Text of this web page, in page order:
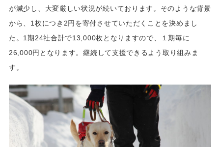
が減少し、大変厳しい状況が続いております。そのような背景
から、1枚につき2円を寄付させていただくことを決めまし
た。1期24社合計で13,000枚となりますので、１期毎に
26,000円となります。継続して支援できるよう取り組みま
す。